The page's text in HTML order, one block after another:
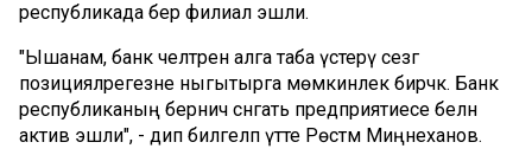
республикада бер филиал эшли.
"Ышанам, банк челтәрен алга таба үстерү сезгә
позицияләрегезне ныгытырга мөмкинлек бирәчәк. Банк
республиканың берничә сәнәгать предприятиесе белән
актив эшли", - дип билгеләп үтте Рөстәм Миңнеханов.